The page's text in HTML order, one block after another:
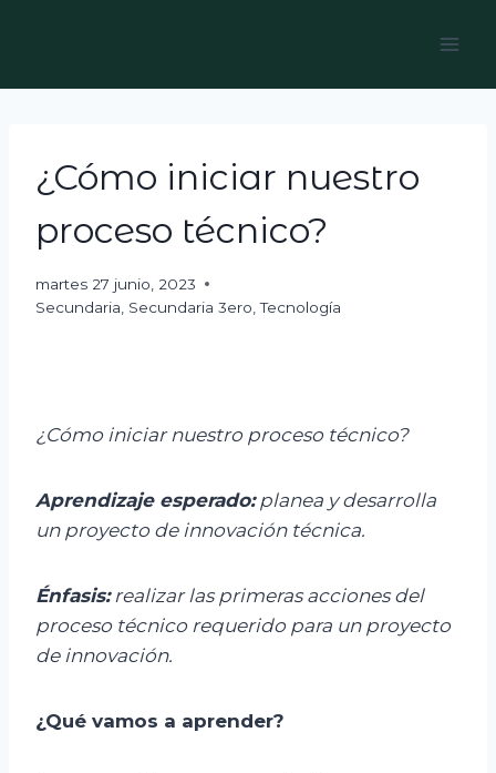
¿Cómo iniciar nuestro
proceso técnico?
martes 27 junio, 2023
Secundaria Secundaria 3ero ,Tecnología
¿Cómo iniciar nuestro proceso técnico?
Aprendizaje esperado: planea y desarrolla
un proyecto de innovación técnica.
Énfasis: realizar las primeras acciones del
proceso técnico requerido para un proyecto
de innovación.
¿Qué vamos a aprender?